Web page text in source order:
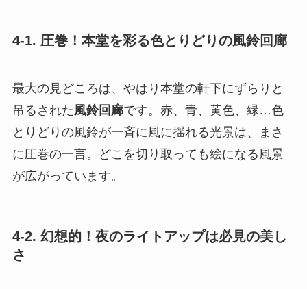
4-1. 圧巻！本堂を彩る色とりどりの風鈴回廊
最大の見どころは、やはり本堂の軒下にずらりと
吊るされた 風鈴回廊です。赤、青、黄色、緑…色
とりどりの風鈴が一斉に風に揺れる光景は、まさ
に圧巻の一言。どこを切り取っても絵になる風景
が広がっています。
4-2. 幻想的！夜のライトアップは必見の美し
さ